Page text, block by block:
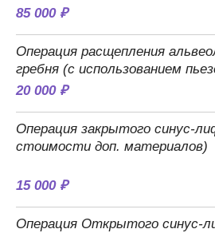
85 000 ₽
Операция расщепления
гребня (с использованием
20 000 ₽
Операция закрытого синус-
стоимости доп. материалов)
15 000 ₽
Операция Открытого синус-